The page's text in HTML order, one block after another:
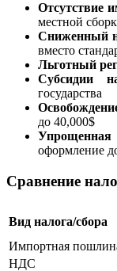
Отсутствие
местной
Сниженный
вместо
Льготный
Субсидии
государства
до 40,000$
Упрощенная
оформление
Сравнение
Вид налога/сбора
Импортная
НДС